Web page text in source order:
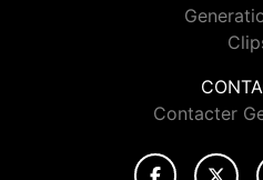
Contacter